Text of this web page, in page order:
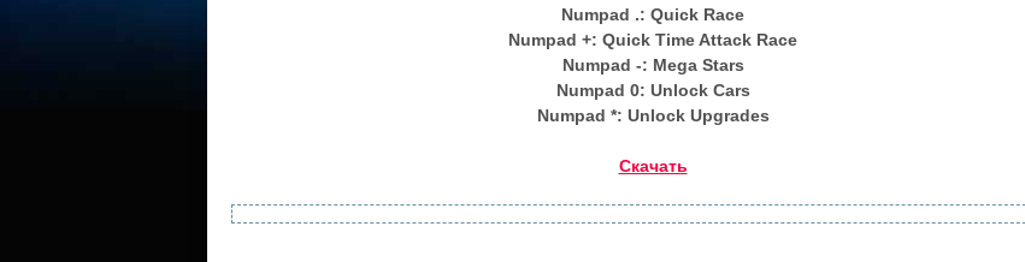
Numpad .: Quick Race
Numpad +: Quick Time Attack Race
Numpad -: Mega Stars
Numpad 0: Unlock Cars
Numpad *: Unlock Upgrades
Скачать